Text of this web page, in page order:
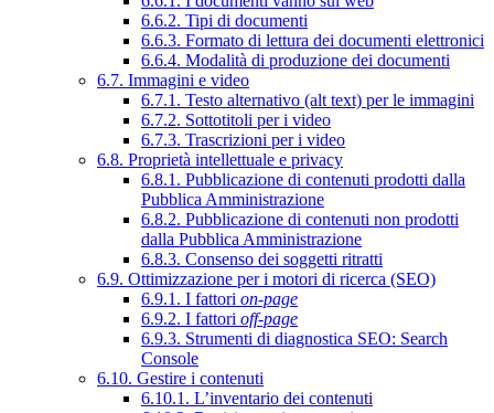
6.6.2. Tipi di documenti
6.6.3. Formato di lettura dei documenti elettronici
6.6.4. Modalità di produzione dei documenti
6.7. Immagini e video
6.7.1. Testo alternativo (alt text) per le immagini
6.7.2. Sottotitoli per i video
6.7.3. Trascrizioni per i video
6.8. Proprietà intellettuale e privacy
6.8.1. Pubblicazione di contenuti prodotti dalla
Pubblica Amministrazione
6.8.2. Pubblicazione di contenuti non prodotti
dalla Pubblica Amministrazione
6.8.3. Consenso dei soggetti ritratti
6.9. Ottimizzazione per i motori di ricerca (SEO)
6.9.1. I fattori on-page
6.9.2. I fattori off-page
6.9.3. Strumenti di diagnostica SEO: Search
Console
6.10. Gestire i contenuti
6.10.1. L’inventario dei contenuti